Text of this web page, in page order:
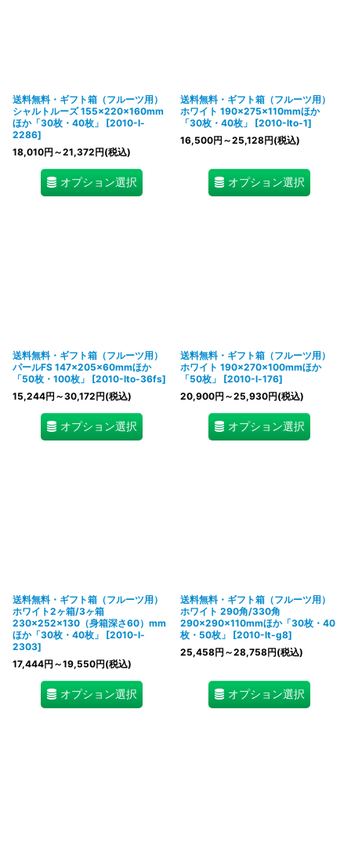
送料無料・ギフト箱（フルーツ用）
シャルトルーズ 155×220×160mm
ほか「30枚・40枚」
[2010-l-
2286]
18,010円 ～21,372円(税込)
オプション選択
送料無料・ギフト箱（フルーツ用）
ホワイト 190×275×110mmほか
「30枚・40枚」
[2010-lto-1]
16,500円 ～25,128円(税込)
オプション選択
送料無料・ギフト箱（フルーツ用）
パールFS 147×205×60mmほか
「50枚・100枚」
[2010-lto-36fs]
15,244円 ～30,172円(税込)
オプション選択
送料無料・ギフト箱（フルーツ用）
ホワイト 190×270×100mmほか
「50枚」
[2010-l-176]
20,900円 ～25,930円(税込)
オプション選択
送料無料・ギフト箱（フルーツ用）
ホワイト2ヶ箱/3ヶ箱
230×252×130（身箱深さ60）mm
ほか「30枚・40枚」
[2010-l-
2303]
17,444円 ～19,550円(税込)
オプション選択
送料無料・ギフト箱（フルーツ用）
ホワイト 290角/330角
290×290×110mmほか「30枚・40
枚・50枚」
[2010-lt-g8]
25,458円 ～28,758円(税込)
オプション選択